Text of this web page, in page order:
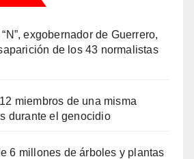
exgobernador de Guerrero,
de los 43 normalistas
miembros de una misma
durante el genocidio
6 millones de árboles y plantas